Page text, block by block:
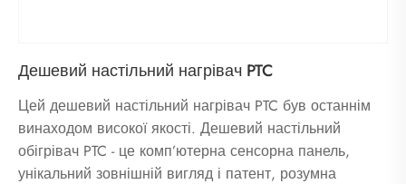
Дешевий настільний нагрівач PTC
Цей дешевий настільний нагрівач PTC був останнім
винаходом високої якості. Дешевий настільний
обігрівач PTC - це комп’ютерна сенсорна панель,
унікальний зовнішній вигляд і патент, розумна